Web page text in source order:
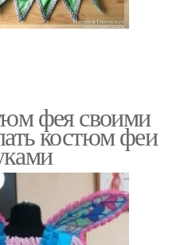
фея своими
костюм феи